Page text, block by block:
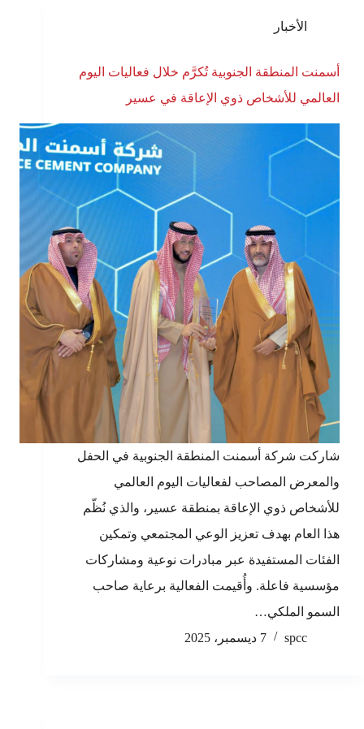
الأخبار
أسمنت المنطقة الجنوبية تُكرَّم خلال فعاليات اليوم
العالمي للأشخاص ذوي الإعاقة في عسير
شاركت شركة أسمنت المنطقة الجنوبية في الحفل
والمعرض المصاحب لفعاليات اليوم العالمي
للأشخاص ذوي الإعاقة بمنطقة عسير، والذي نُظّم
هذا العام بهدف تعزيز الوعي المجتمعي وتمكين
الفئات المستفيدة عبر مبادرات نوعية ومشاركات
مؤسسية فاعلة. وأُقيمت الفعالية برعاية صاحب
السمو الملكي…
spcc
7 ديسمبر، 2025